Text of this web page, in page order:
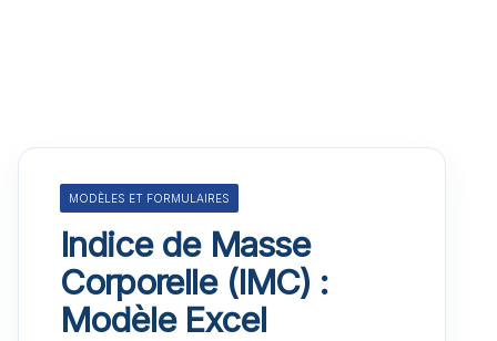
MODÈLES ET FORMULAIRES
Indice de Masse
Corporelle (IMC) :
Modèle Excel